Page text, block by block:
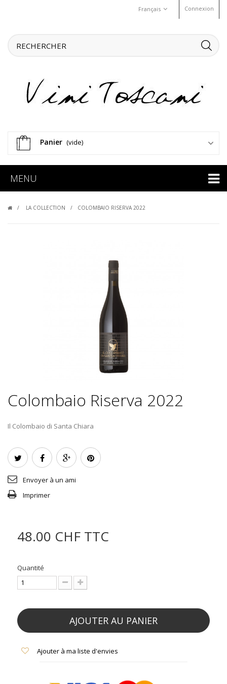
Connexion
Français
Panier (vide)
MENU
LA COLLECTION COLOMBAIO RISERVA 2022
Colombaio Riserva 2022
Il Colombaio di Santa Chiara
Envoyer à un ami
Imprimer
48.00 CHF TTC
Quantité
AJOUTER AU PANIER
Ajouter à ma liste d'envies